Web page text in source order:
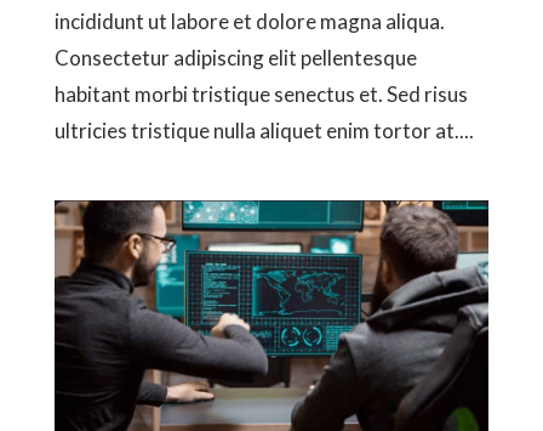
incididunt ut labore et dolore magna aliqua.
Consectetur adipiscing elit pellentesque
habitant morbi tristique senectus et. Sed risus
ultricies tristique nulla aliquet enim tortor at....